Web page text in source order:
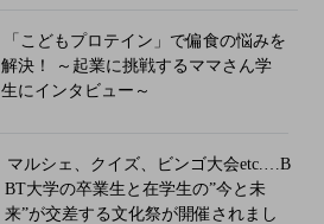
「こどもプロテイン」で偏食の悩みを
解決！ ～起業に挑戦するママさん学
生にインタビュー～
マルシェ、クイズ、ビンゴ大会etc.…B
BT大学の卒業生と在学生の”今と未
来”が交差する文化祭が開催されまし